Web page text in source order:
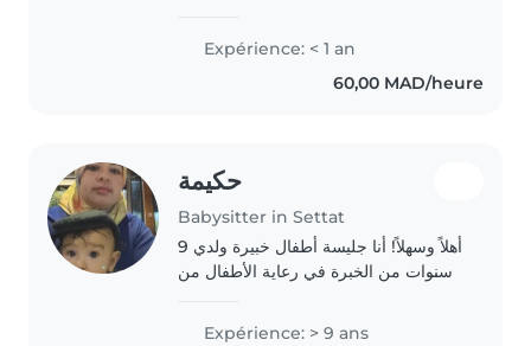
de baby-sitter. Je suis
responsable, amicale et
Expérience: < 1 an
60,00 MAD/heure
حكيمة
Babysitter in Settat
أهلاً وسهلاً! أنا جليسة أطفال خبيرة ولدي 9
سنوات من الخبرة في رعاية الأطفال من
كيف أعامل الأطفال بحنان وصبر. لدي
Expérience: > 9 ans